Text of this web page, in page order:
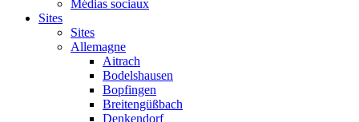
Médias sociaux
Sites
Sites
Allemagne
Aitrach
Bodelshausen
Bopfingen
Breitengüßbach
Denkendorf